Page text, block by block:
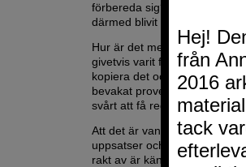
förbereda sig? Frågan är om
därmed blivit mer rättvist?
Hur är det med säkerheten
givetvis varit framme. Fel
kopiera det och lägga ut det
bevakat provet som en hök
svårt att få reda på ”läckan”.
Att det är vanligt att nätet
uppsatser och kanske rent
rakt av är känt sedan länge.